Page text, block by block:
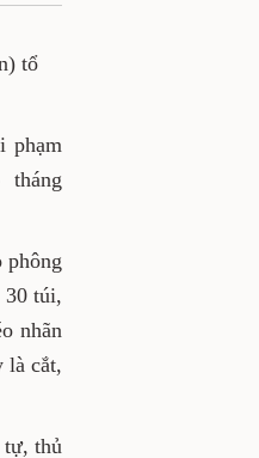
tổ
phạm
tháng
phông
30 túi,
nhãn
là cắt,
tự, thủ